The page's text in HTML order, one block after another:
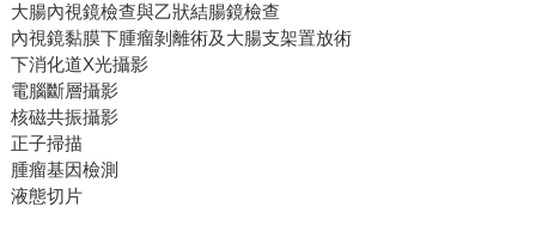
大腸內視鏡檢查與乙狀結腸鏡檢查
內視鏡黏膜下腫瘤剝離術及大腸支架置放術
下消化道X光攝影
電腦斷層攝影
核磁共振攝影
正子掃描
腫瘤基因檢測
液態切片